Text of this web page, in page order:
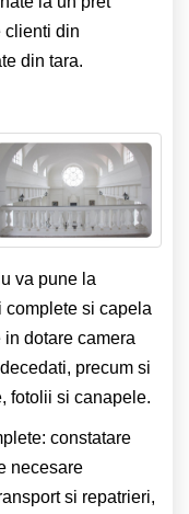
clienti din
din tara.
va pune la
complete si capela
dotare camera
precum si
fotolii si canapele.
constatare
necesare
si repatrieri,